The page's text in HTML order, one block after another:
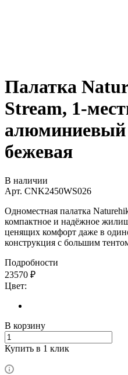
Палатка
Stream, 1-
алюминиевый
бежевая
В наличии
Арт. CNK2450WS026
Одноместная палатка
компактное и надёжное
ценящих комфорт даже в
конструкция с большим
Подробности
23570 ₽
Цвет:
В корзину
Купить в 1 клик